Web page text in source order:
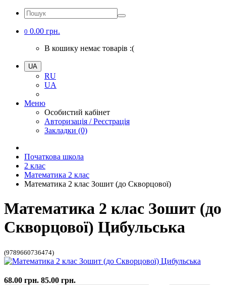
0 0.00 грн.
В кошику немає товарів :(
UA
RU
UA
Меню
Особистий кабінет
Авторизація / Реєстрація
Закладки (0)
Початкова школа
2 клас
Математика 2 клас
Математика 2 клас Зошит (до Скворцової)
Математика 2 клас Зошит (до
Скворцової) Цибульська
(9789660736474)
68.00 грн. 85.00 грн.